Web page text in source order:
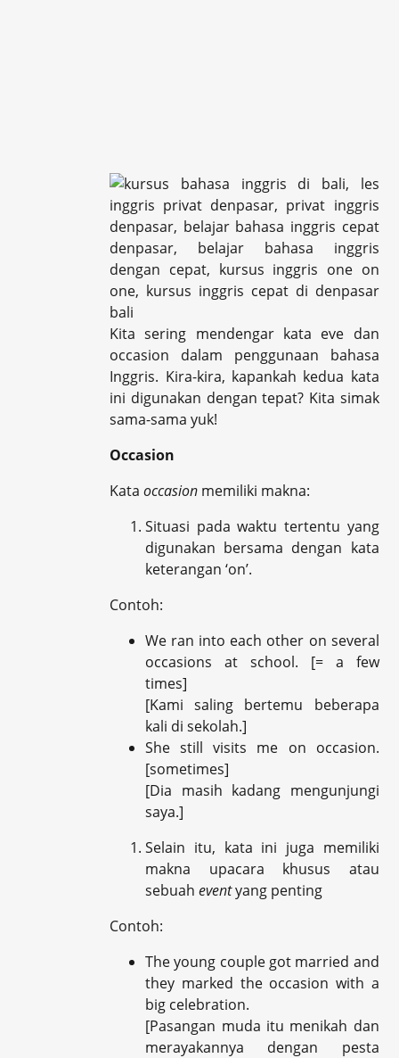
Kita sering mendengar kata eve dan
occasion dalam penggunaan bahasa
Inggris. Kira-kira, kapankah kedua kata
ini digunakan dengan tepat? Kita simak
sama-sama yuk!
Occasion
Kataoccasion memiliki makna:
Situasi pada waktu tertentu yang
digunakan bersama dengan kata
keterangan ‘on’.
Contoh:
We ran into each other on several
occasions at school. [= a few
times]
[Kami saling bertemu beberapa
kali di sekolah.]
She still visits me on occasion.
[sometimes]
[Dia masih kadang mengunjungi
saya.]
Selain itu, kata ini juga memiliki
makna upacara khusus atau
sebuaheventyang penting
Contoh:
The young couple got married and
they marked the occasion with a
big celebration.
[Pasangan muda itu menikah dan
merayakannya dengan pesta